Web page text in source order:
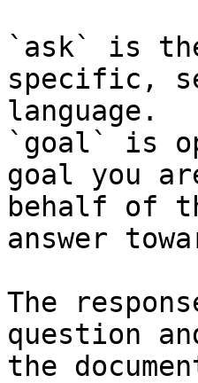
`ask` is
specific,
language.
`goal` is
goal you
behalf of
answer
The
question
the